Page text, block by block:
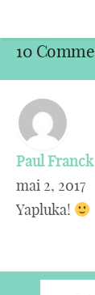
10
Paul Franck
mai 2, 2017
Yapluka!